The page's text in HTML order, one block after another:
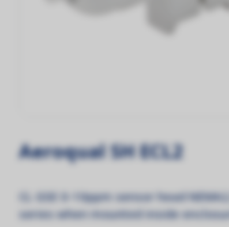
Aeroqual SH ECL2
CL GSE 0-10ppm sensor head
series when mounted inside